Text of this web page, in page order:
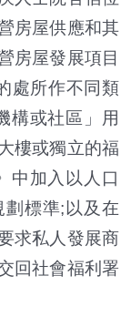
房屋供應和其
房屋發展項目
處所作不同類
構或社區」用
樓或獨立的福
中加入以人口
標準;以及在
求私人發展商
回社會福利署